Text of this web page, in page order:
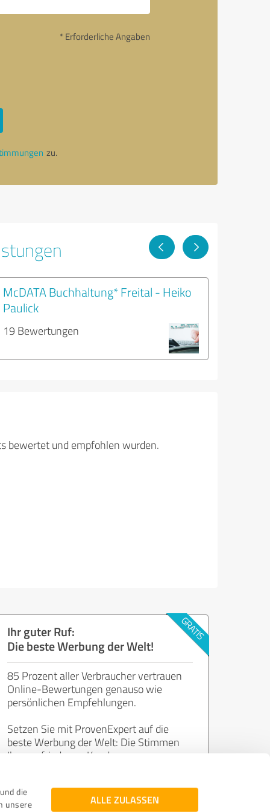
die
unsere
ALLE ZULASSEN
* Erforderliche Angaben
zu.
McDATA Buchhaltung* Freital - Heiko
Paulick
19 Bewertungen
bewertet und empfohlen wurden.
Ihr guter Ruf:
Die beste Werbung der Welt!
85 Prozent aller Verbraucher vertrauen
Online-Bewertungen genauso wie
persönlichen Empfehlungen.
Setzen Sie mit ProvenExpert auf die
beste Werbung der Welt: Die Stimmen
Ihrer zufriedenen Kunden.
Jetzt kostenlos starten